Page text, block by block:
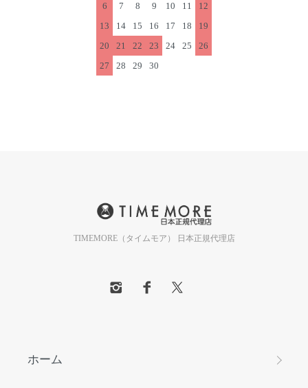
6
7 8 9 10 11
12
13
14 15 16 17 18
19
20
21 22 23 24 25
26
27
28 29 30
TIMEMORE（タイムモア） 日本正規代理店
ホーム